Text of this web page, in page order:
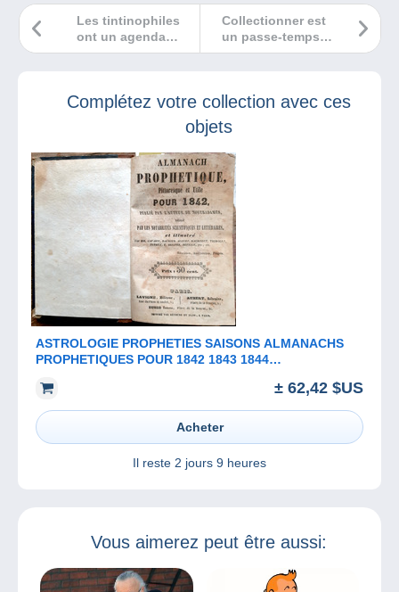
Collectionner est
un passe-temps
qui prend du
sa passion avec la
génération ?
Les tintinophiles
ont un agenda
chargé !
Complétez votre collection avec ces
objets
ASTROLOGIE PROPHETIES SAISONS ALMANACHS
PROPHETIQUES POUR 1842 1843 1844
± 62,42 $US
Acheter
Il reste 2 jours 9 heures
Vous aimerez peut être aussi: